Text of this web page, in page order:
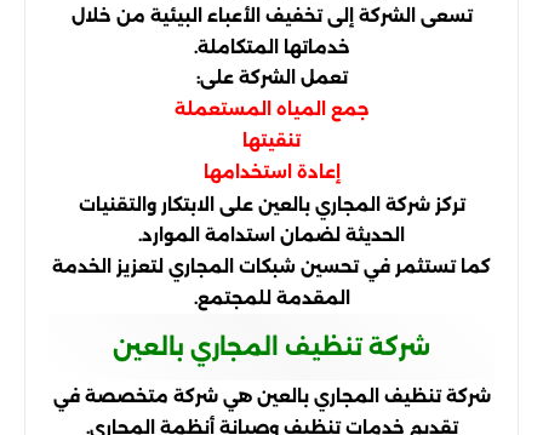
تسعى الشركة إلى تخفيف الأعباء البيئية من خلال
خدماتها المتكاملة.
تعمل الشركة على:
جمع المياه المستعملة
تنقيتها
إعادة استخدامها
تركز شركة المجاري بالعين على الابتكار والتقنيات
الحديثة لضمان استدامة الموارد.
كما تستثمر في تحسين شبكات المجاري لتعزيز الخدمة
المقدمة للمجتمع.
شركة تنظيف المجاري بالعين
شركة تنظيف المجاري بالعين هي شركة متخصصة في
تقديم خدمات تنظيف وصيانة أنظمة المجاري.